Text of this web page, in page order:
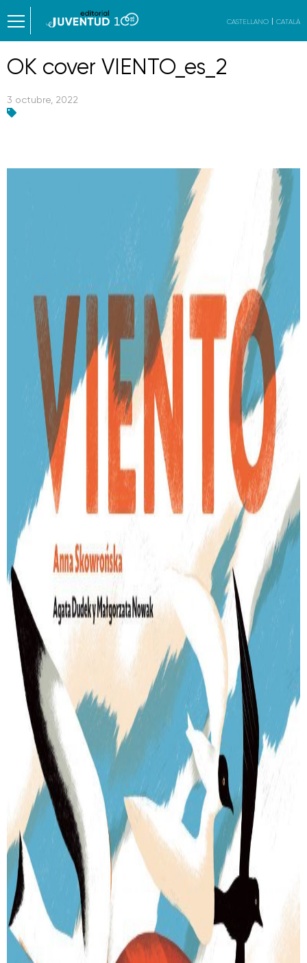
CASTELLANO CATALÀ
OK cover VIENTO_es_2
3 octubre, 2022